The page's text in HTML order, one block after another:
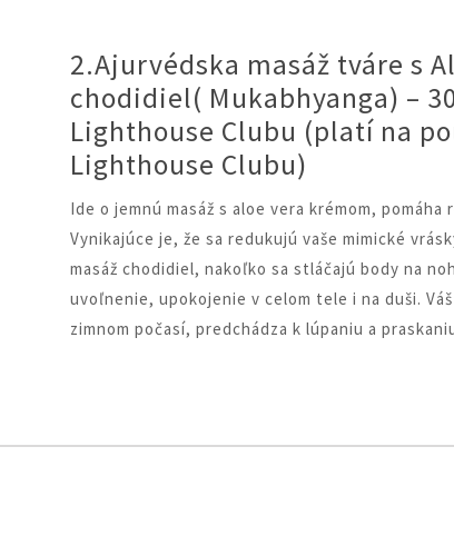
2.Ajurvédska masáž tváre s
chodidiel( Mukabhyanga) –
Lighthouse Clubu (platí na
Lighthouse Clubu)
Ide o jemnú masáž s aloe vera krémom,
Vynikajúce je, že sa redukujú vaše mimické
masáž chodidiel, nakoľko sa stláčajú body na
uvoľnenie, upokojenie v celom tele i na duši.
zimnom počasí, predchádza k lúpaniu a